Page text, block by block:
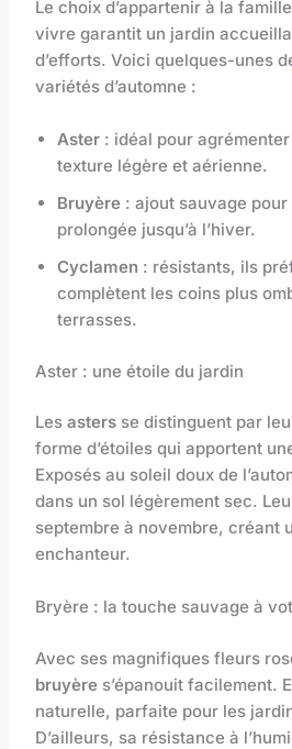
Le choix d’appartenir à la
vivre garantit un jardin
d’efforts. Voici quelques-unes
variétés d’automne :
Aster : idéal pour agrémenter
texture légère et aérienne.
Bruyère : ajout sauvage
prolongée jusqu’à l’hiver.
Cyclamen : résistants, ils
complètent les coins plus
terrasses.
Aster : une étoile du jardin
Lesasters se distinguent par
forme d’étoiles qui apportent
Exposés au soleil doux de
dans un sol légèrement sec.
septembre à novembre, créant
enchanteur.
Bryère : la touche sauvage à
Avec ses magnifiques fleurs
bruyère s’épanouit facilement.
naturelle, parfaite pour les
D’ailleurs, sa résistance à